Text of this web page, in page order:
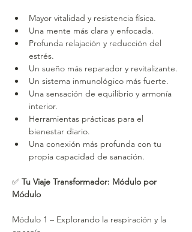
Mayor vitalidad y resistencia física.
Una mente más clara y enfocada.
Profunda relajación y reducción del
estrés.
Un sueño más reparador y revitalizante.
Un sistema inmunológico más fuerte.
Una sensación de equilibrio y armonía
interior.
Herramientas prácticas para el
bienestar diario.
Una conexión más profunda con tu
propia capacidad de sanación.
✅ Tu Viaje Transformador: Módulo por
Módulo
Módulo 1 – Explorando la respiración y la